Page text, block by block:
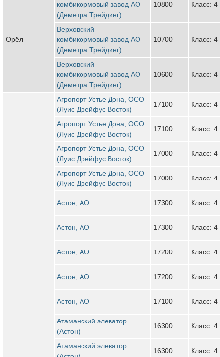
Орёл
комбикормовый завод АО
(Деметра Трейдинг)
10800 Класс: 4
Верховский
комбикормовый завод АО
(Деметра Трейдинг)
10700 Класс: 4
Верховский
комбикормовый завод АО
(Деметра Трейдинг)
10600 Класс: 4
Агропорт Устье Дона, ООО
(Луис Дрейфус Восток)
17100 Класс: 4
Агропорт Устье Дона, ООО
(Луис Дрейфус Восток)
17100 Класс: 4
Агропорт Устье Дона, ООО
(Луис Дрейфус Восток)
17000 Класс: 4
Агропорт Устье Дона, ООО
(Луис Дрейфус Восток)
17000 Класс: 4
Астон, АО 17300 Класс: 4
Астон, АО 17300 Класс: 4
Астон, АО 17200 Класс: 4
Астон, АО 17200 Класс: 4
Астон, АО 17100 Класс: 4
Атаманский элеватор
(Астон)
16300 Класс: 4
Атаманский элеватор
16300 Класс: 4